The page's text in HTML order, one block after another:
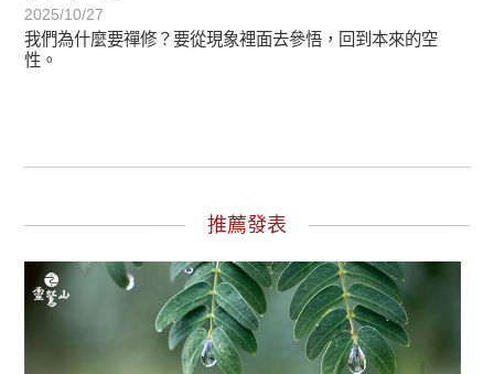
2025/10/27
我們為什麼要禪修？要從現象裡面去參悟，回到本來的空
性。
推薦發表